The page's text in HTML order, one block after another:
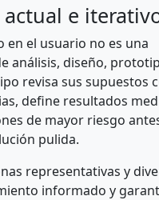
actual e
en el usuario no es una
análisis, diseño,
revisa sus supuestos
define resultados
de mayor riesgo
pulida.
representativas y
informado y